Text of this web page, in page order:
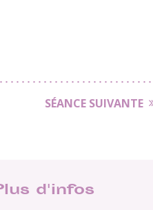
SÉANCE SUIVANTE
d'infos